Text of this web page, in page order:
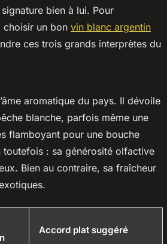
bien à lui. Pour
choisir un bon vin blanc argentin
ces trois grands interprètes du
aromatique du pays. Il dévoile
blanche, parfois même une
flamboyant pour une bouche
: sa générosité olfactive
Bien au contraire, sa fraîcheur
Accord plat suggéré